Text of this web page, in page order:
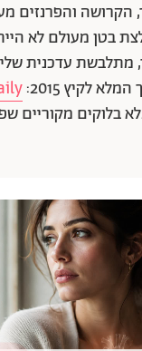
הקרושה והפרנזים
בטן מעולם לא
מתלבשת עדכנית
לקיץ 2015:
בלוקים מקוריים